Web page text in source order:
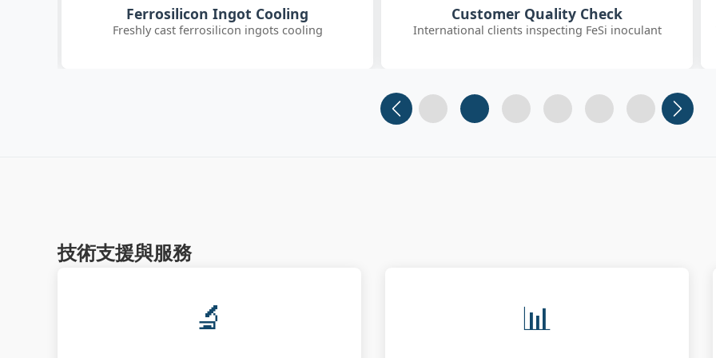
Customer Quality Check
International clients inspecting FeSi inoculant
SGS On-site Sampling
Third-party SGS inspector collecting FeSiBa samples
Slide 1 Slide 2 Slide 3 (current)
Slide 4 Slide 5 Slide 6
技術支援與服務
🔬 📊